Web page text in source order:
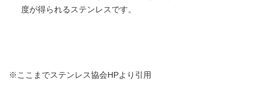
度が得られるステンレスです。
※ここまでステンレス協会HPより引用